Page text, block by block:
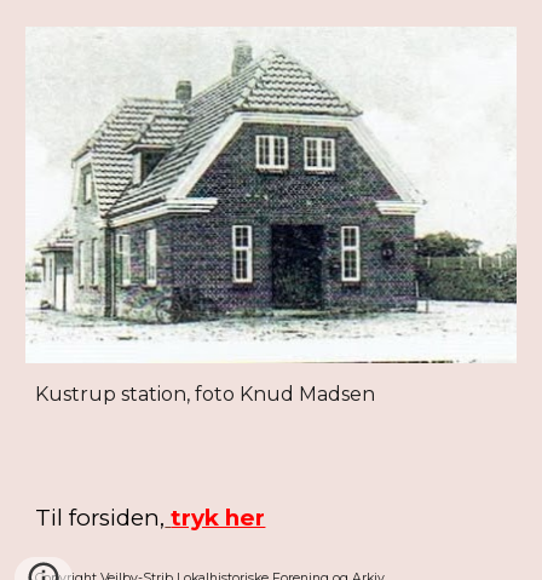
Kustrup station, foto Knud Madsen
Til forsiden, tryk her